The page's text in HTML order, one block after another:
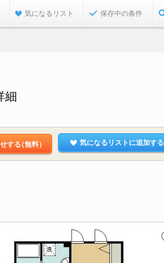
気になるリスト 保存中の条件
細
する（無料） 気になるリストに追加する